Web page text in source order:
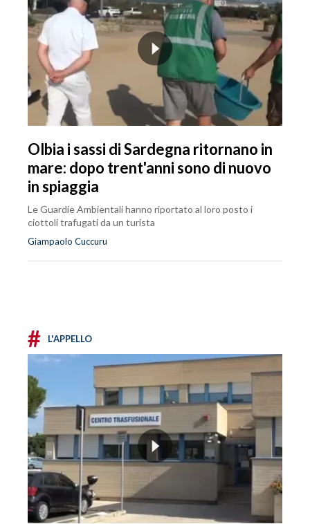
Olbia i sassi di Sardegna ritornano in
mare: dopo trent'anni sono di nuovo
in spiaggia
Le Guardie Ambientali hanno riportato al loro posto i
ciottoli trafugati da un turista
Giampaolo Cuccuru
# L'APPELLO